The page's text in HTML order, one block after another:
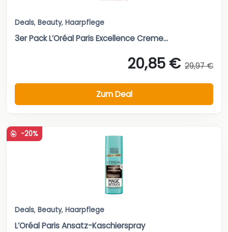
Deals, Beauty, Haarpflege
3er Pack L’Oréal Paris Excellence Creme...
20,85 € 29,97 €
Zum Deal
-20%
Deals, Beauty, Haarpflege
L’Oréal Paris Ansatz-Kaschierspray